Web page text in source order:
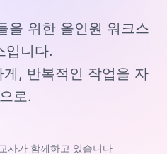
을 위한 올인원 워크스
입니다.
, 반복적인 작업을 자
로.
사가 함께하고 있습니다